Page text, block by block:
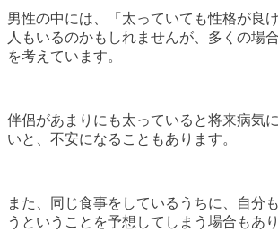
男性の中には、「太っていても性格が良
人もいるのかもしれませんが、多くの場
を考えています。
伴侶があまりにも太っていると将来病気
いと、不安になることもあります。
また、同じ食事をしているうちに、自分
うということを予想してしまう場合もあ